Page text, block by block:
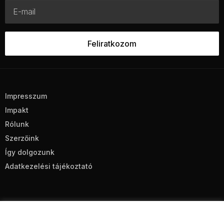
Impresszum
Impakt
Rólunk
Szerzőink
Így dolgozunk
Adatkezelési tájékoztató